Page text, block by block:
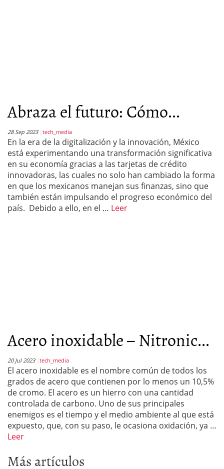
Abraza el futuro: Cómo...
28 Sep 2023 tech_media
En la era de la digitalización y la innovación, México
está experimentando una transformación significativa
en su economía gracias a las tarjetas de crédito
innovadoras, las cuales no solo han cambiado la forma
en que los mexicanos manejan sus finanzas, sino que
también están impulsando el progreso económico del
país. Debido a ello, en el … Leer
Acero inoxidable – Nitronic...
20 Jul 2023 tech_media
El acero inoxidable es el nombre común de todos los
grados de acero que contienen por lo menos un 10,5%
de cromo. El acero es un hierro con una cantidad
controlada de carbono. Uno de sus principales
enemigos es el tiempo y el medio ambiente al que está
expuesto, que, con su paso, le ocasiona oxidación, ya …
Leer
Más artículos